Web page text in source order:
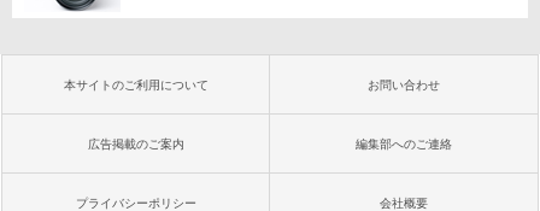
本サイトのご利用について お問い合わせ
広告掲載のご案内 編集部へのご連絡
プライバシーポリシー 会社概要